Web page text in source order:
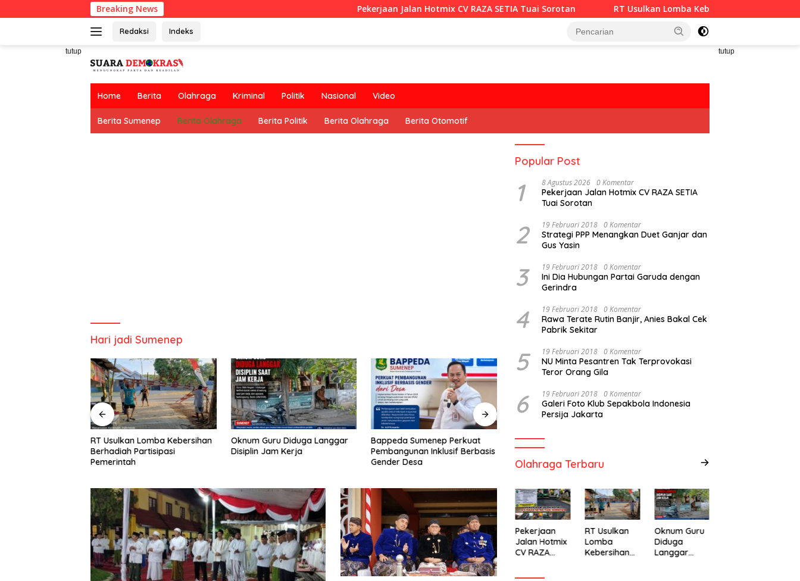
ke
Breaking News Pekerjaan Jalan Hotmix CV RAZA SETIA Tuai Sorotan RT Usulkan Lomba Kebersihan Berhadiah
Redaksi Indeks
tutup tutup
Home Berita Olahraga Kriminal Politik Nasional Video
Berita Sumenep Berita Olahraga Berita Politik Berita Olahraga Berita Otomotif
Hari jadi Sumenep
RT Usulkan Lomba Kebersihan
Berhadiah Partisipasi
Pemerintah
Oknum Guru Diduga Langgar
Disiplin Jam Kerja
Bappeda Sumenep Perkuat
Pembangunan Inklusif Berbasis
Gender Desa
RKPD 2027 Bappeda Sumenep
Prioritaskan Aspirasi
Masyarakat Hingga Kepulauan
Popular Post
1 8 Agustus 2026 0 Komentar
Pekerjaan Jalan Hotmix CV RAZA SETIA
Tuai Sorotan
2 19 Februari 2018 0 Komentar
Strategi PPP Menangkan Duet Ganjar dan
Gus Yasin
3 19 Februari 2018 0 Komentar
Ini Dia Hubungan Partai Garuda dengan
Gerindra
4 19 Februari 2018 0 Komentar
Rawa Terate Rutin Banjir, Anies Bakal Cek
Pabrik Sekitar
5 19 Februari 2018 0 Komentar
NU Minta Pesantren Tak Terprovokasi
Teror Orang Gila
6 19 Februari 2018 0 Komentar
Galeri Foto Klub Sepakbola Indonesia
Persija Jakarta
Olahraga Terbaru
Pekerjaan
Jalan Hotmix
CV RAZA
RT Usulkan
Lomba
Kebersihan
Oknum Guru
Diduga
Langgar